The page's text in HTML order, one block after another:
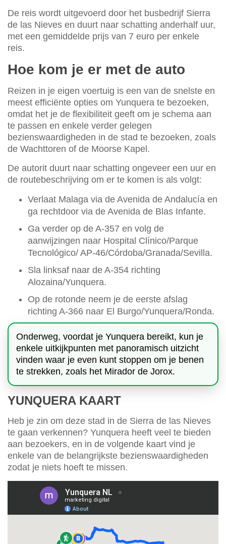
De reis wordt uitgevoerd door het busbedrijf Sierra
de las Nieves en duurt naar schatting anderhalf uur,
met een gemiddelde prijs van 7 euro per enkele
reis.
Hoe kom je er met de auto
Reizen in je eigen voertuig is een van de snelste en
meest efficiënte opties om Yunquera te bezoeken,
omdat het je de flexibiliteit geeft om je schema aan
te passen en enkele verder gelegen
bezienswaardigheden in de stad te bezoeken, zoals
de Wachttoren of de Moorse Kapel.
De autorit duurt naar schatting ongeveer een uur en
de routebeschrijving om er te komen is als volgt:
Verlaat Malaga via de Avenida de Andalucía en
ga rechtdoor via de Avenida de Blas Infante.
Ga verder op de A-357 en volg de
aanwijzingen naar Hospital Clínico/Parque
Tecnológico/ AP-46/Córdoba/Granada/Sevilla.
Sla linksaf naar de A-354 richting
Alozaina/Yunquera.
Op de rotonde neem je de eerste afslag
richting A-366 naar El Burgo/Yunquera/Ronda.
Onderweg, voordat je Yunquera bereikt, kun je
enkele uitkijkpunten met panoramisch uitzicht
vinden waar je even kunt stoppen om je benen
te strekken, zoals het Mirador de Jorox.
YUNQUERA KAART
Heb je zin om deze stad in de Sierra de las Nieves
te gaan verkennen? Yunquera heeft veel te bieden
aan bezoekers, en in de volgende kaart vind je
enkele van de belangrijkste bezienswaardigheden
zodat je niets hoeft te missen.